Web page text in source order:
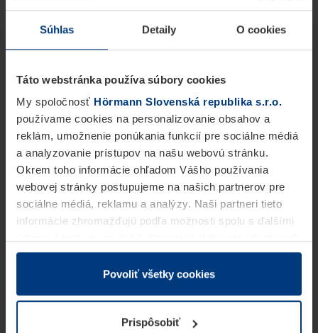
Súhlas Detaily O cookies
Táto webstránka používa súbory cookies
My spoločnosť Hörmann Slovenská republika s.r.o.
používame cookies na personalizovanie obsahov a
reklám, umožnenie ponúkania funkcií pre sociálne médiá
a analyzovanie prístupov na našu webovú stránku.
Okrem toho informácie ohľadom Vášho používania
webovej stránky postupujeme na našich partnerov pre
sociálne médiá, reklamu a analýzy. Naši partneri tieto
informácie zhromažďujú podľa možnosti spolu s ďalšími
v rámci Vášho využívania služieb.
Z právneho hľadiska môžeme cookies ukladať na Vašom
prevádzku tejto stránky. Pre všetky ostatné typy cookie
potrebujeme Vaše povolenie. Vaše povolenie môžete
Povoliť všetky cookies
Prispôsobiť